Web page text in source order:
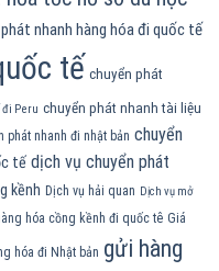
nhanh hàng hóa đi quốc tế
tế chuyển phát
đi Peru chuyển phát nhanh tài liệu
phát nhanh đi nhật bản chuyển
tế dịch vụ chuyển phát
kềnh Dịch vụ hải quan Dịch vụ mở
hóa cồng kềnh đi quốc tê Giá
hóa đi Nhật bản gửi hàng